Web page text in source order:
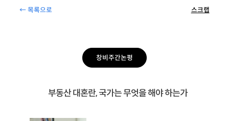
← 목록으로 스크랩
창비주간논평
부동산 대혼란, 국가는 무엇을 해야 하는가